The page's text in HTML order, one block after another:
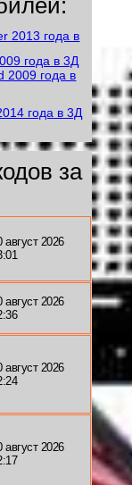
за
август 2026
август 2026
август 2026
август 2026